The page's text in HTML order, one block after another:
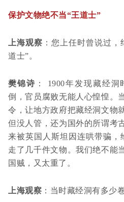
保护文物绝不当“王道士”
上海观察 ：您上任时曾说过
道士”。
樊锦诗 ： 1900年发现藏经
倒，官员腐败无能人心惶惶。
令，让地方政府把藏经洞文物
但没人管，还为国外的所谓考
来被英国人斯坦因连哄带骗，
走了几千件文物。我们绝不能
国贼，又太重了。
上海观察 ：当时藏经洞有多少